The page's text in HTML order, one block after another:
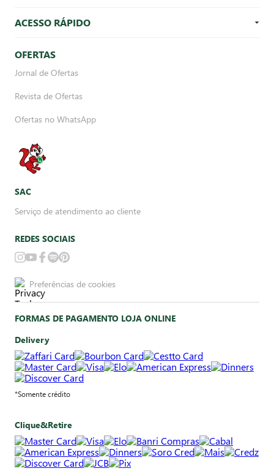
ACESSO RÁPIDO
OFERTAS
Jornal de Ofertas
Revista de Ofertas
Ofertas no WhatsApp
SAC
Serviço de atendimento ao cliente
REDES SOCIAIS
Preferências de cookies
FORMAS DE PAGAMENTO LOJA ONLINE
Delivery
*Somente crédito
Clique&Retire